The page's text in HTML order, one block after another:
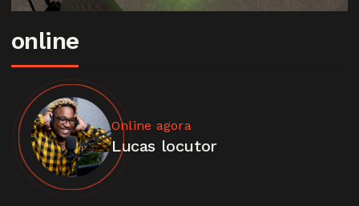
online
Online agora
Lucas locutor